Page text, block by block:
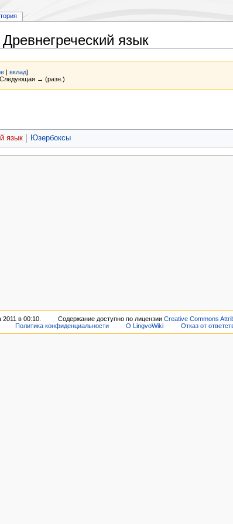
язык
|вклад)
Следующая → (разн.)
язык Юзербоксы
в 00:10. Содержание доступно по лицензииCreative Commons
Политика конфиденциальности О LingvoWiki Отказ от